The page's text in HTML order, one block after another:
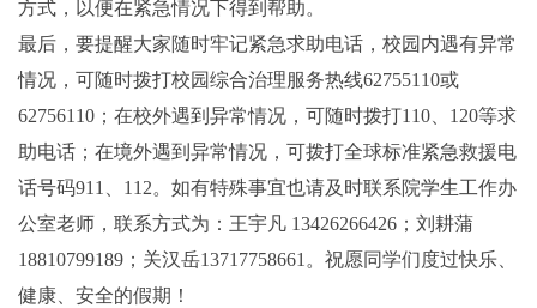
方式，以便在紧急情况下得到帮助。
最后，要提醒大家随时牢记紧急求助电话，校园内遇有异常
情况，可随时拨打校园综合治理服务热线62755110或
62756110；在校外遇到异常情况，可随时拨打110、120等求
助电话；在境外遇到异常情况，可拨打全球标准紧急救援电
话号码911、112。如有特殊事宜也请及时联系院学生工作办
公室老师，联系方式为：王宇凡 13426266426；刘耕蒲
18810799189；关汉岳13717758661。祝愿同学们度过快乐、
健康、安全的假期！